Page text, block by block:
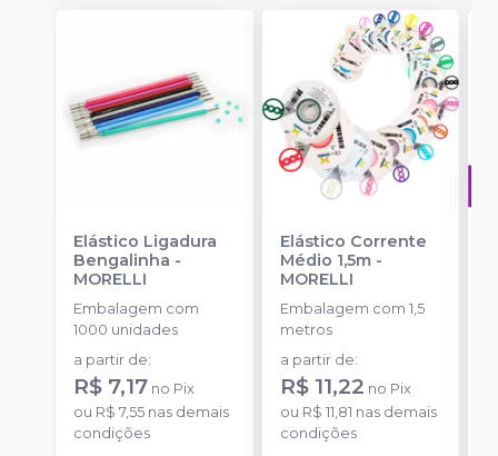
Elástico Ligadura
Bengalinha -
MORELLI
Embalagem com
1000 unidades
a partir de:
R$ 7,17 no Pix
ou R$ 7,55 nas demais
condições
Elástico Corrente
Médio 1,5m-
MORELLI
Embalagem com 1,5
metros
a partir de:
R$ 11,22 no Pix
ou R$ 11,81 nas demais
condições